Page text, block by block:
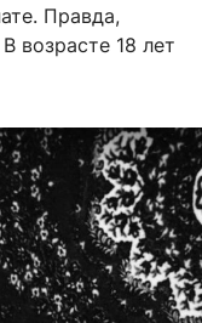
Правда,
возрасте 18 лет